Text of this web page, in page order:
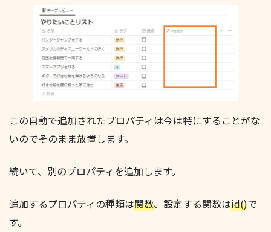
この自動で追加されたプロパティは今は特にすることがな
いのでそのまま放置します。
続いて、別のプロパティを追加します。
追加するプロパティの種類は関数、設定する関数はid()で
す。